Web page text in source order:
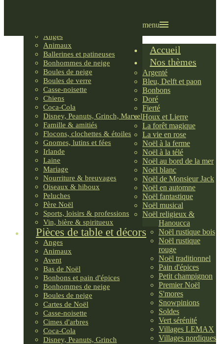
Anges
Animaux
Ballerines et patineuses
Bonhommes de neige
Boules de neige
Boules de verre
Casse-noisette
Chiens
Coca-Cola
Disney, Peanuts, Grinch, Marvel
Famille & amitiés
Flocons, clochettes & étoiles
Gnomes, lutins et fées
Irlande
Laine
Mariage
Nourriture & breuvages
Oiseaux & hiboux
Peluches
Père Noël
Sports, loisirs & professions
Vin, bière & spiritueux
Pièces de table et décors
Anges
Animaux
Avent
Bas de Noël
Bonbons et pain d'épices
Bonhommes de neige
Boules de neige
Cartes de Noël
Casse-noisette
Cimes d'arbres
Coca-Cola
Disney, Peanuts, Grinch
menu
Accueil
Nos thèmes
Argenté
Bleu, Delft et paon
Bonbons
Doré
Fierté
Houx et Lierre
La forêt magique
La vie en rose
Noël à la ferme
Noël à la télé
Noël au bord de la mer
Noël blanc
Noël de Monsieur Jack
Noël en automne
Noël fantastique
Noël musical
Noël religieux &
Hanoucca
Noël rustique bois
Noël rustique
rouge
Noël traditionnel
Pain d'épices
Petit champignon
Premier Noël
S'mores
Snowpinions
Soldes
Vert sérénité
Villages LEMAX
Villages nordiques